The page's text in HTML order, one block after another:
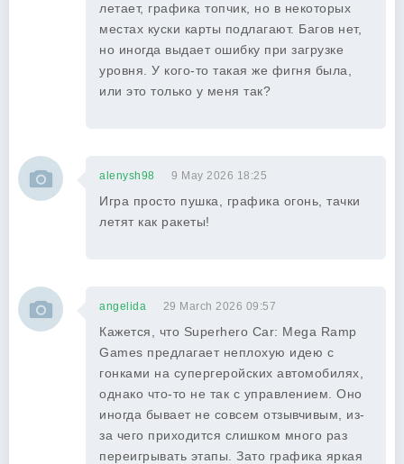
летает, графика топчик, но в некоторых
местах куски карты подлагают. Багов нет,
но иногда выдает ошибку при загрузке
уровня. У кого-то такая же фигня была,
или это только у меня так?
alenysh98 9 May 2026 18:25
Игра просто пушка, графика огонь, тачки
летят как ракеты!
angelida 29 March 2026 09:57
Кажется, что Superhero Car: Mega Ramp
Games предлагает неплохую идею с
гонками на супергеройских автомобилях,
однако что-то не так с управлением. Оно
иногда бывает не совсем отзывчивым, из-
за чего приходится слишком много раз
переигрывать этапы. Зато графика яркая